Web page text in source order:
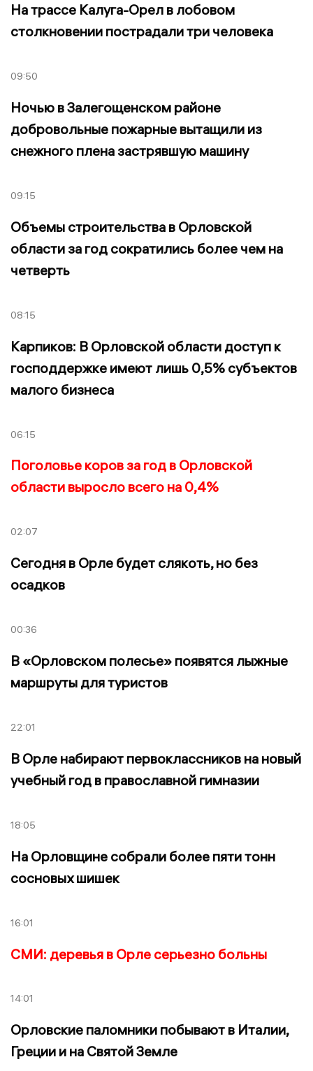
На трассе Калуга-Орел в лобовом
столкновении пострадали три человека
09:50
Ночью в Залегощенском районе
добровольные пожарные вытащили из
снежного плена застрявшую машину
09:15
Объемы строительства в Орловской
области за год сократились более чем на
четверть
08:15
Карпиков: В Орловской области доступ к
господдержке имеют лишь 0,5% субъектов
малого бизнеса
06:15
Поголовье коров за год в Орловской
области выросло всего на 0,4%
02:07
Сегодня в Орле будет слякоть, но без
осадков
00:36
В «Орловском полесье» появятся лыжные
маршруты для туристов
22:01
В Орле набирают первоклассников на новый
учебный год в православной гимназии
18:05
На Орловщине собрали более пяти тонн
сосновых шишек
16:01
СМИ: деревья в Орле серьезно больны
14:01
Орловские паломники побывают в Италии,
Греции и на Святой Земле